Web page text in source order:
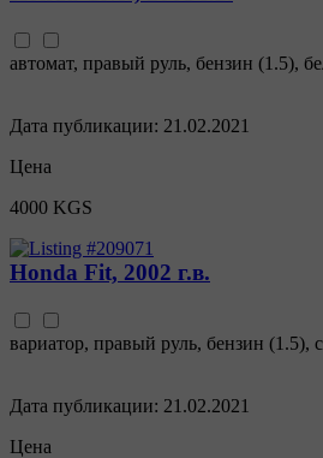
автомат, правый руль, бензин (1.5),
Дата публикации: 21.02.2021
Цена
4000 KGS
Honda Fit, 2002 г.в.
вариатор, правый руль, бензин (1.5),
Дата публикации: 21.02.2021
Цена